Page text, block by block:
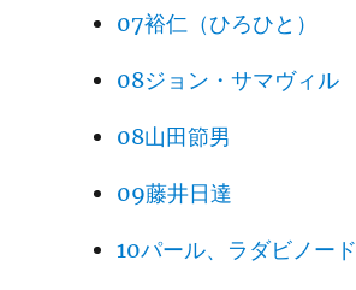
07裕仁（ひろひと）
08ジョン・サマヴィル
08山田節男
09藤井日達
10パール、ラダビノード